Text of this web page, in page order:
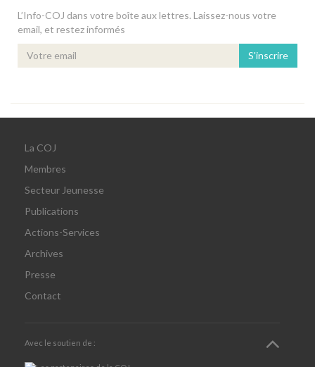
L’Info-COJ dans votre boîte aux lettres. Laissez-nous votre
email, et restez informés
S'inscrire
La COJ
Membres
Secteur Jeunesse
Publications
Actions-Services
Archives
Presse
Contact
Avec le soutien de :